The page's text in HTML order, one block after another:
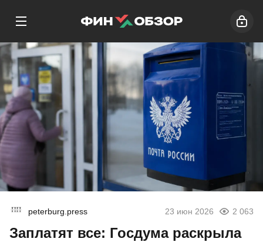
peterburg.press 23 июн 2026 2 063
Заплатят все: Госдума раскрыла